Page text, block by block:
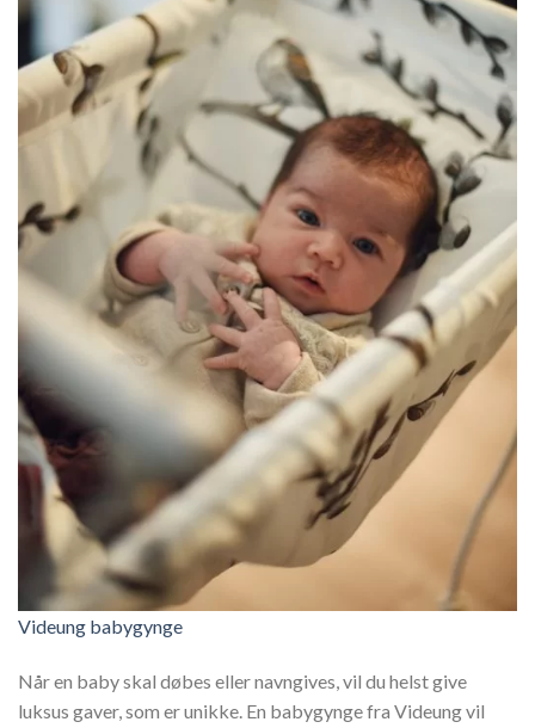
Videung babygynge
Når en baby skal døbes eller navngives, vil du helst give
luksus gaver, som er unikke. En babygynge fra Videung vil